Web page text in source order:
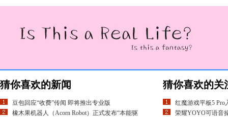
猜你喜欢的新闻
豆包回应“收费”传闻 即将推出专业版
橡木果机器人（Acorn Robot）正式发布“本能驱
猜你喜欢的关
红魔游戏平板5 Pro
荣耀YOYO可语音